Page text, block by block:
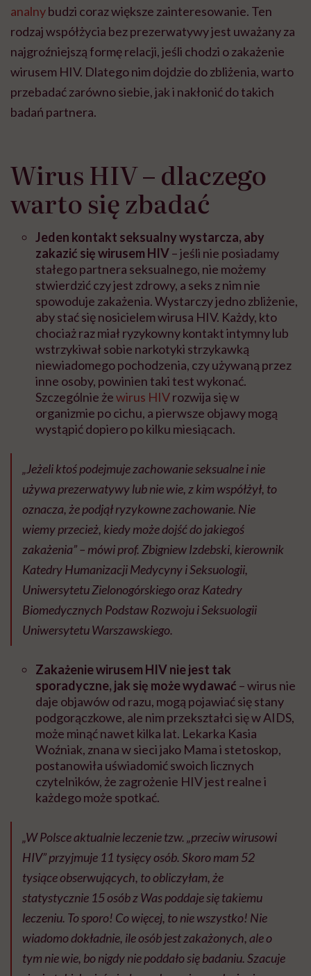
analnybudzi coraz większe zainteresowanie. Ten
rodzaj współżycia bez prezerwatywy jest uważany za
najgroźniejszą formę relacji, jeśli chodzi o zakażenie
wirusem HIV. Dlatego nim dojdzie do zbliżenia, warto
przebadać zarówno siebie, jak i nakłonić do takich
badań partnera.
Wirus HIV – dlaczego
warto się zbadać
Jeden kontakt seksualny wystarcza, aby
zakazić się wirusem HIV– jeśli nie posiadamy
stałego partnera seksualnego, nie możemy
stwierdzić czy jest zdrowy, a seks z nim nie
spowoduje zakażenia. Wystarczy jedno zbliżenie,
aby stać się nosicielem wirusa HIV. Każdy, kto
chociaż raz miał ryzykowny kontakt intymny lub
wstrzykiwał sobie narkotyki strzykawką
niewiadomego pochodzenia, czy używaną przez
inne osoby, powinien taki test wykonać.
Szczególnie żewirus HIVrozwija się w
organizmie po cichu, a pierwsze objawy mogą
wystąpić dopiero po kilku miesiącach.
„Jeżeli ktoś podejmuje zachowanie seksualne i nie
używa prezerwatywy lub nie wie, z kim współżył, to
oznacza, że podjął ryzykowne zachowanie. Nie
wiemy przecież, kiedy może dojść do jakiegoś
zakażenia” – mówi prof. Zbigniew Izdebski, kierownik
Katedry Humanizacji Medycyny i Seksuologii,
Uniwersytetu Zielonogórskiego oraz Katedry
Biomedycznych Podstaw Rozwoju i Seksuologii
Uniwersytetu Warszawskiego.
Zakażenie wirusem HIV nie jest tak
sporadyczne, jak się może wydawać – wirus nie
daje objawów od razu, mogą pojawiać się stany
podgorączkowe, ale nim przekształci się w AIDS,
może minąć nawet kilka lat. Lekarka Kasia
Woźniak, znana w sieci jako Mama i stetoskop,
postanowiła uświadomić swoich licznych
czytelników, że zagrożenie HIV jest realne i
każdego może spotkać.
„W Polsce aktualnie leczenie tzw. „przeciw wirusowi
HIV” przyjmuje 11 tysięcy osób. Skoro mam 52
tysiące obserwujących, to obliczyłam, że
statystycznie 15 osób z Was poddaje się takiemu
leczeniu. To sporo! Co więcej, to nie wszystko! Nie
wiadomo dokładnie, ile osób jest zakażonych, ale o
tym nie wie, bo nigdy nie poddało się badaniu. Szacuje